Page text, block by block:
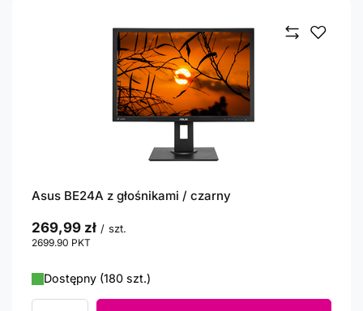
Asus BE24A z głośnikami / czarny
269,99 zł / szt.
2699.90 PKT
Dostępny (180 szt.)